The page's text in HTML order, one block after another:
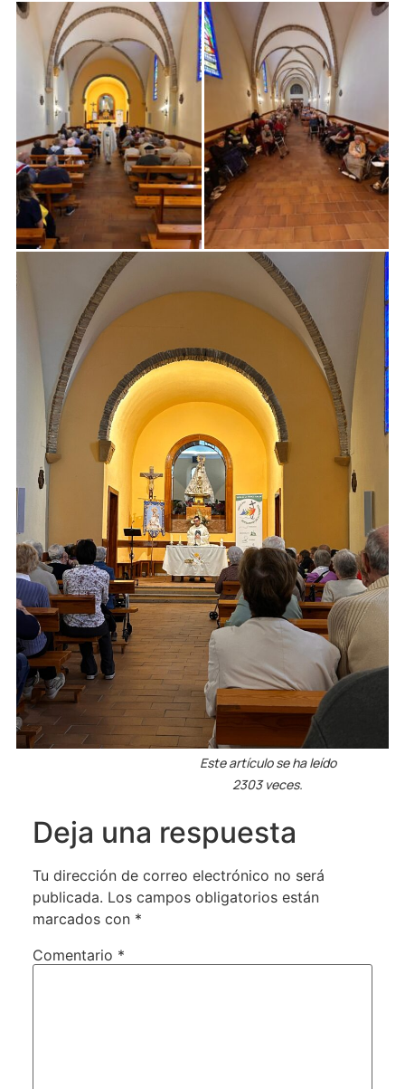
Este artículo se ha leído
2303 veces.
Deja una respuesta
Tu dirección de correo electrónico no será
publicada. Los campos obligatorios están
marcados con *
Comentario *